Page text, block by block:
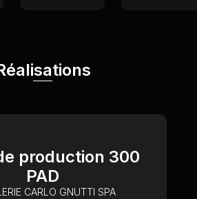
production 300
PAD
CARLO GNUTTI SPA